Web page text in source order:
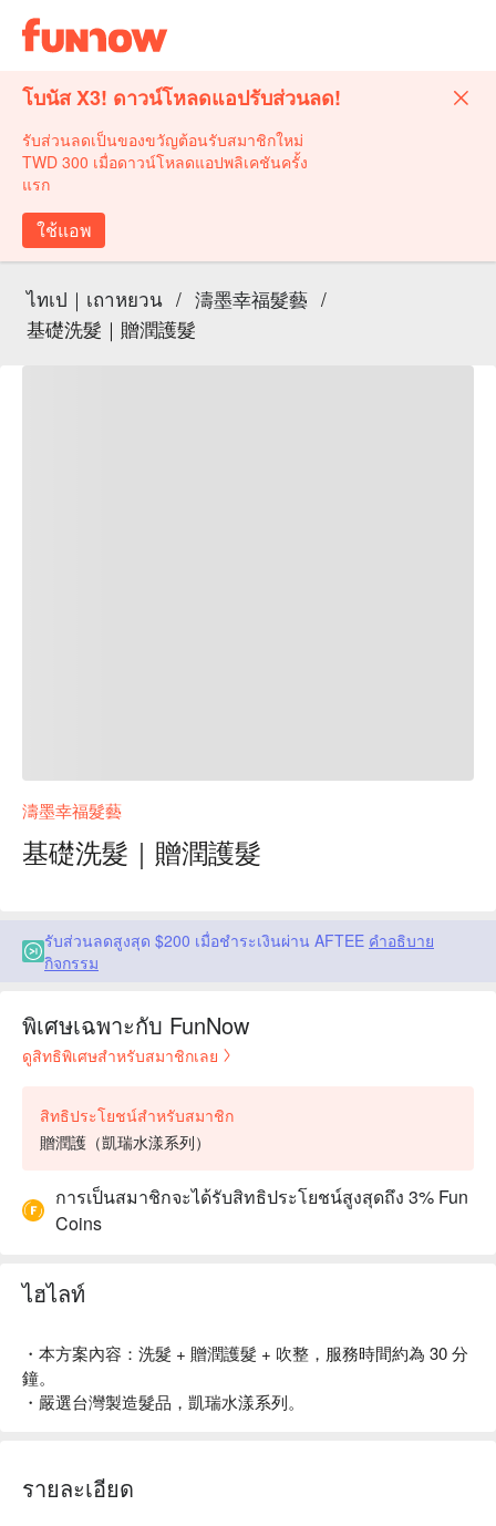
โบนัส X3! ดาวน์โหลดแอปรับส่วนลด!
รับส่วนลดเป็นของขวัญต้อนรับสมาชิกใหม่
TWD 300 เมื่อดาวน์โหลดแอปพลิเคชันครั้ง
แรก
ใช้แอพ
ไทเป｜เถาหยวน / 濤墨幸福髮藝 /
基礎洗髮｜贈潤護髮
濤墨幸福髮藝
基礎洗髮｜贈潤護髮
รับส่วนลดสูงสุด $200 เมื่อชำระเงินผ่าน AFTEE คำอธิบาย
กิจกรรม
พิเศษเฉพาะกับ FunNow
ดูสิทธิพิเศษสำหรับสมาชิกเลย
สิทธิประโยชน์สำหรับสมาชิก
贈潤護（凱瑞水漾系列）
การเป็นสมาชิกจะได้รับสิทธิประโยชน์สูงสุดถึง 3% Fun
Coins
ไฮไลท์
・本方案內容：洗髮 + 贈潤護髮 + 吹整，服務時間約為 30 分
鐘。
・嚴選台灣製造髮品，凱瑞水漾系列。
รายละเอียด